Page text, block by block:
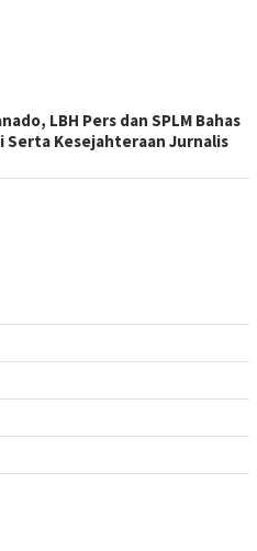
LBH Pers dan SPLM Bahas
Serta Kesejahteraan Jurnalis